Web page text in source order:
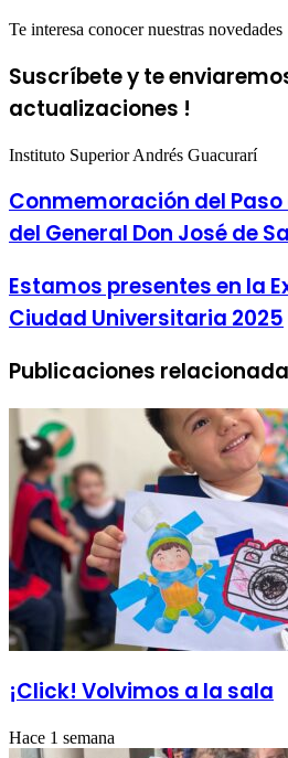
Te interesa conocer nuestras novedades
Suscríbete y te
actualizaciones !
Instituto Superior Andrés Guacurarí
Conmemoración del
del General Don José de
Estamos presentes en la
Ciudad Universitaria 2025
Publicaciones
¡Click! Volvimos a la sala
Hace 1 semana